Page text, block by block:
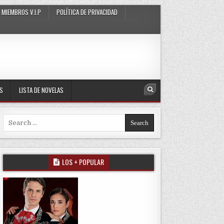
MIEMBROS V.I.P
POLÍTICA DE PRIVACIDAD
LISTA DE NOVELAS Search
Search for:
LOS + POPULAR